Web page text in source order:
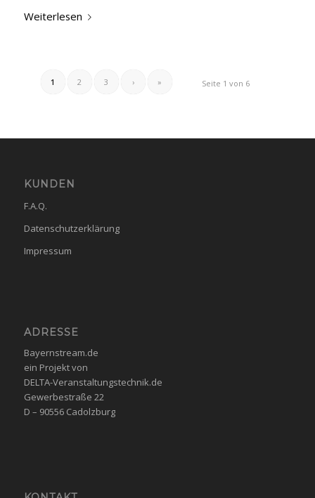
Weiterlesen
Seite 1 von 6
1 2 3 › »
KUNDEN
F.A.Q.
Datenschutzerklärung
Impressum
ADRESSE
Bayernstream.de
ein Projekt von
DELTA-Veranstaltungstechnik.de
Gewerbestraße 22
D – 90556 Cadolzburg